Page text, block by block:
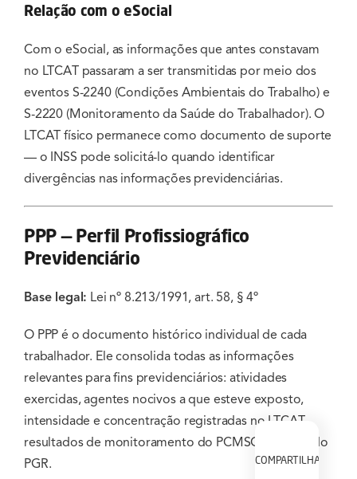
Relação com o eSocial
Com o eSocial, as informações que antes constavam
no LTCAT passaram a ser transmitidas por meio dos
eventos S-2240 (Condições Ambientais do Trabalho) e
S-2220 (Monitoramento da Saúde do Trabalhador). O
LTCAT físico permanece como documento de suporte
— o INSS pode solicitá-lo quando identificar
divergências nas informações previdenciárias.
PPP — Perfil Profissiográfico
Previdenciário
Base legal: Lei nº 8.213/1991, art. 58, § 4º
O PPP é o documento histórico individual de cada
trabalhador. Ele consolida todas as informações
relevantes para fins previdenciários: atividades
exercidas, agentes nocivos a que esteve exposto,
intensidade e concentração registradas no LTCAT,
resultados de monitoramento do PCMSO e dados do
PGR.
COMPARTILHAR